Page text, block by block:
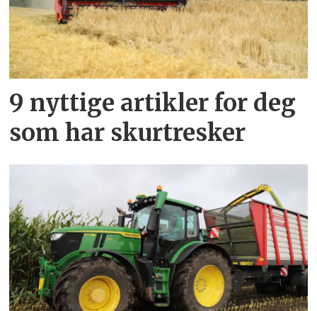
9 nyttige artikler for deg
som har skurtresker